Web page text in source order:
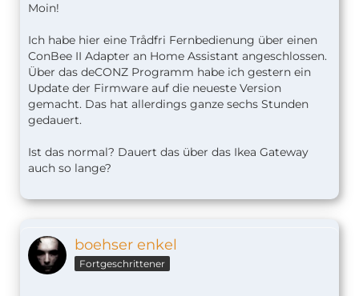
Moin!
Ich habe hier eine Trådfri Fernbedienung über einen
ConBee II Adapter an Home Assistant angeschlossen.
Über das deCONZ Programm habe ich gestern ein
Update der Firmware auf die neueste Version
gemacht. Das hat allerdings ganze sechs Stunden
gedauert.
Ist das normal? Dauert das über das Ikea Gateway
auch so lange?
boehser enkel
Fortgeschrittener